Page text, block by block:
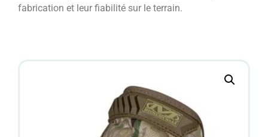
fabrication et leur fiabilité sur le terrain.